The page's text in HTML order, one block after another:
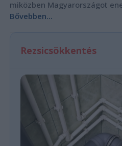
miközben Magyarországot
Bővebben...
Rezsicsökkentés